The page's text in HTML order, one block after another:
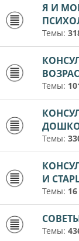
Я И
Темы:
Темы:
Темы:
И
Темы: 16
Темы: